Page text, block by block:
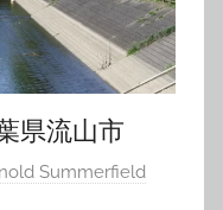
県流山市
Summerfield